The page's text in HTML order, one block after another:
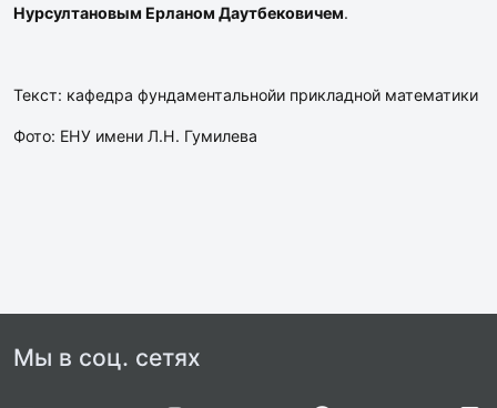
Нурсултановым Ерланом Даутбековичем.
Текст: кафедра фундаментальнойи прикладной математики
Фото: ЕНУ имени Л.Н. Гумилева
Мы в соц. сетях